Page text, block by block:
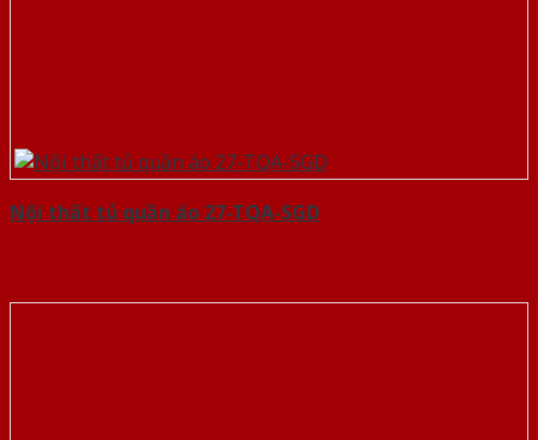
Nội thất tủ quần áo 27-TQA-SGD